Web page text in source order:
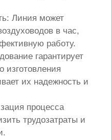
Линия может
в час,
работу.
гарантирует
изготовления
их надежность и
процесса
трудозатраты и